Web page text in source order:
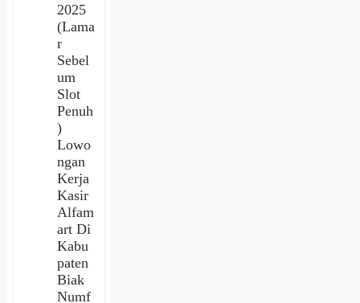
2025
(Lama
r
Sebel
um
Slot
Penuh
)
Lowo
ngan
Kerja
Kasir
Alfam
art Di
Kabu
paten
Biak
Numf